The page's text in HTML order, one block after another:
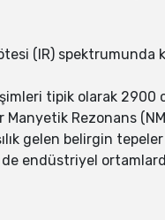
(IR)
tipik olarak
Rezonans
gelen belirgin
endüstriyel